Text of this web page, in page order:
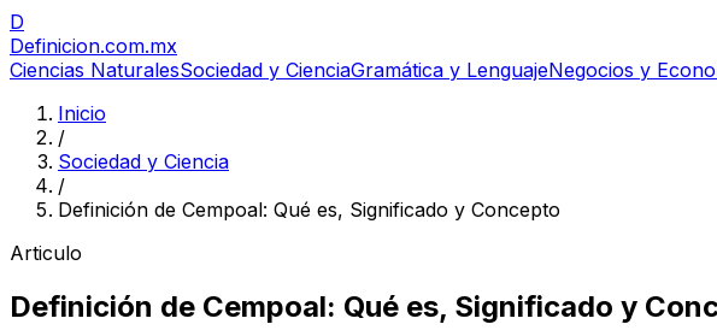
D
Definicion.com.mx
Ciencias NaturalesSociedad y CienciaGramática y LenguajeNegocios y
Inicio
/
Sociedad y Ciencia
/
Definición de Cempoal: Qué es, Significado y Concepto
Articulo
Definición de Cempoal: Qué es, Significado y